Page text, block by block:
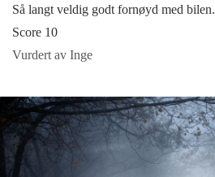
Så langt veldig godt fornøyd med bilen.
Score 10
Vurdert av Inge